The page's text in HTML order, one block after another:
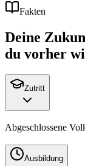
Fakten
Deine
du vorher
Zutritt
Abgeschlossene
Ausbildung